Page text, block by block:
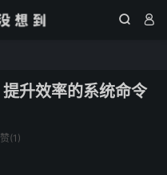
 
升效率的系统命令
赞(1 )